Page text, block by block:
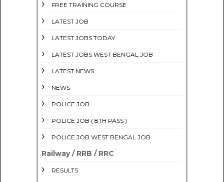
FREE TRAINING COURSE
LATEST JOB
LATEST JOBS TODAY
LATEST JOBS WEST BENGAL JOB
LATEST NEWS
NEWS
POLICE JOB
POLICE JOB ( 8TH PASS )
POLICE JOB WEST BENGAL JOB
Railway / RRB / RRC
RESULTS